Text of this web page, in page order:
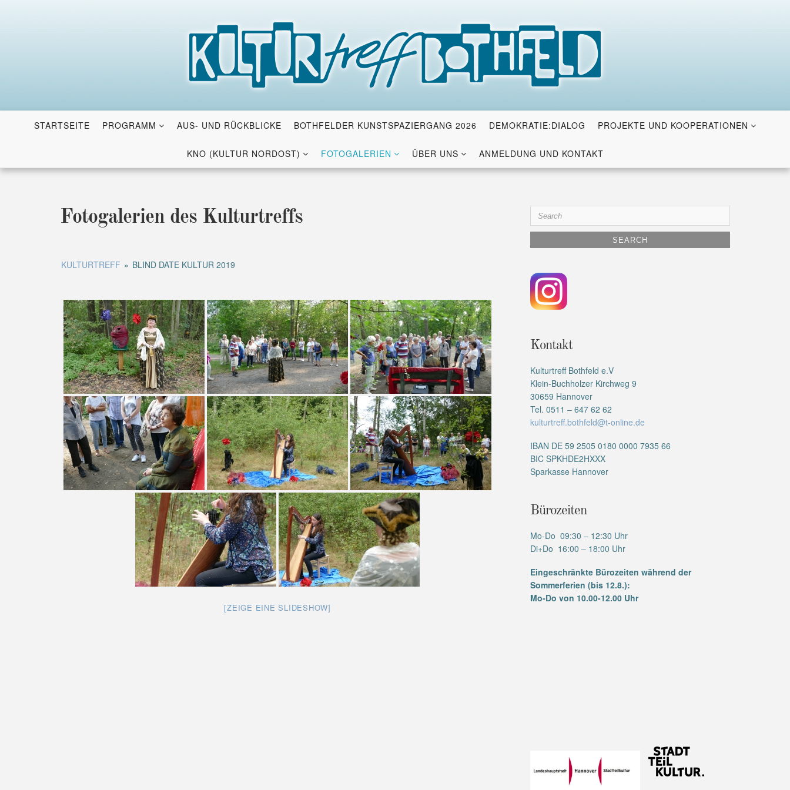
STARTSEITE PROGRAMM AUS- UND RÜCKBLICKE BOTHFELDER KUNSTSPAZIERGANG 2026 DEMOKRATIE:DIALOG PROJEKTE UND KOOPERATIONEN
KNO (KULTUR NORDOST) FOTOGALERIEN ÜBER UNS ANMELDUNG UND KONTAKT
Fotogalerien des Kulturtreffs
KULTURTREFF » BLIND DATE KULTUR 2019
[ZEIGE EINE SLIDESHOW]
Search
for:
Kontakt
Kulturtreff Bothfeld e.V
Klein-Buchholzer Kirchweg 9
30659 Hannover
Tel. 0511 – 647 62 62
kulturtreff.bothfeld@t-online.de
IBAN DE 59 2505 0180 0000 7935 66
BIC SPKHDE2HXXX
Sparkasse Hannover
Bürozeiten
Mo-Do 09:30 – 12:30 Uhr
Di+Do 16:00 – 18:00 Uhr
Eingeschränkte Bürozeiten während der
Sommerferien (bis 12.8.):
Mo-Do von 10.00-12.00 Uhr